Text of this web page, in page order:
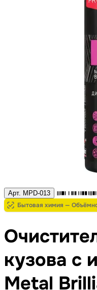
Арт. MPD-013
Бытовая химия —
кузова с
Metal